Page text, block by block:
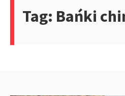
Tag: Bańki